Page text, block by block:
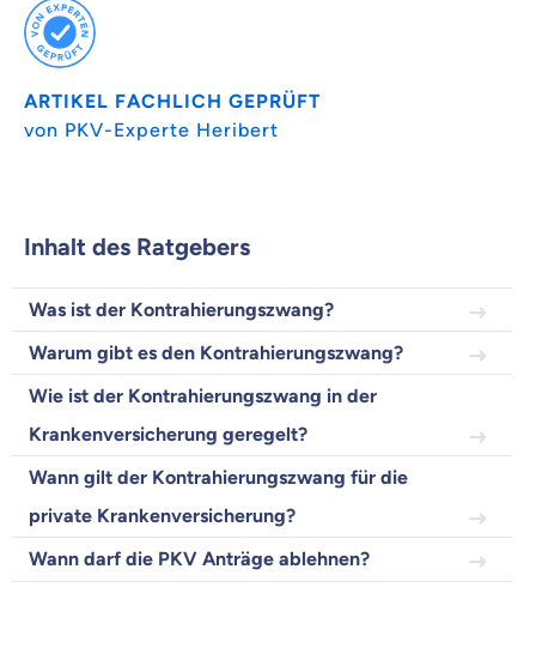
ARTIKEL FACHLICH GEPRÜFT
von PKV-Experte Heribert
Inhalt des Ratgebers
Was ist der Kontrahierungszwang?
Warum gibt es den Kontrahierungszwang?
Wie ist der Kontrahierungszwang in der
Krankenversicherung geregelt?
Wann gilt der Kontrahierungszwang für die
private Krankenversicherung?
Wann darf die PKV Anträge ablehnen?
Weil es uns wichtig ist, dass
du dich gut beraten fühlst.
Objektive und faire Beratung
Wir möchten, dass du dich aus Überzeugung für
Versicherungen zu verstehen
Wozu dürfen wir dich beraten?
Versicherungsprodukt wählen
Krankenvoll
Versicherung
Beamten